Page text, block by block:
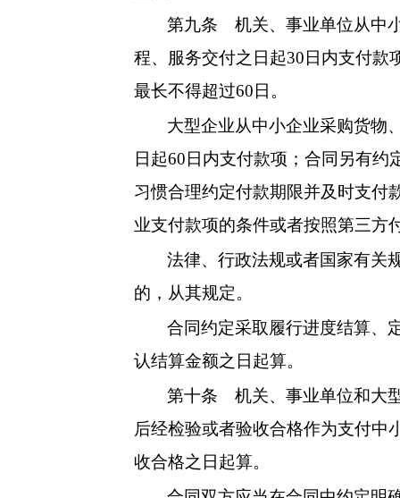
第九条 机关、事业单位从中
程、服务交付之日起30日内支付款
最长不得超过60日。
大型企业从中小企业采购货物
日起60日内支付款项；合同另有
习惯合理约定付款期限并及时支付
业支付款项的条件或者按照第三方
法律、行政法规或者国家有关
的，从其规定。
合同约定采取履行进度结算、
认结算金额之日起算。
第十条 机关、事业单位和大
后经检验或者验收合格作为支付中
收合格之日起算。